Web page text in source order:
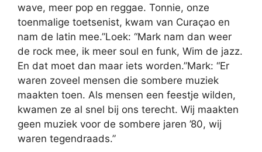
wave, meer pop en reggae. Tonnie, onze
toenmalige toetsenist, kwam van Curaçao en
nam de latin mee.”Loek: “Mark nam dan weer
de rock mee, ik meer soul en funk, Wim de jazz.
En dat moet dan maar iets worden.”Mark: “Er
waren zoveel mensen die sombere muziek
maakten toen. Als mensen een feestje wilden,
kwamen ze al snel bij ons terecht. Wij maakten
geen muziek voor de sombere jaren ’80, wij
waren tegendraads.”